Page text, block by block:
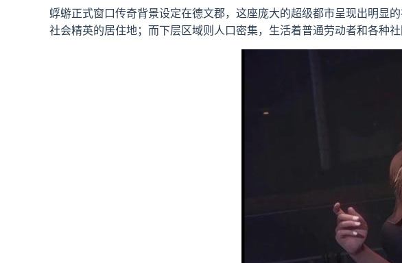
蜉蝣正式窗口传奇背景设定在德文郡，这座庞大的超级都市呈现出明显
社会精英的居住地；而下层区域则人口密集，生活着普通劳动者和各种